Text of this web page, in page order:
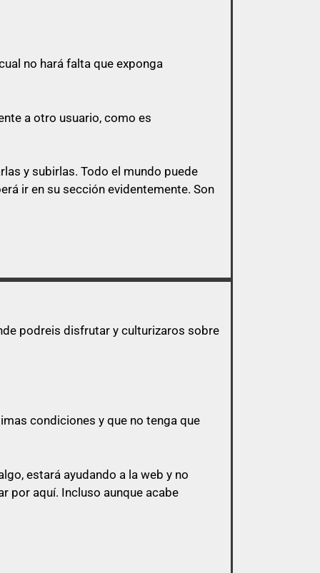
sólo pasarlo por privado en el
post.
de esa índole
no hará falta que exponga
a otro usuario, como es
y subirlas. Todo el mundo puede
ir en su sección evidentemente. Son
podreis disfrutar y culturizaros sobre
condiciones y que no tenga que
estará ayudando a la web y no
por aquí. Incluso aunque acabe